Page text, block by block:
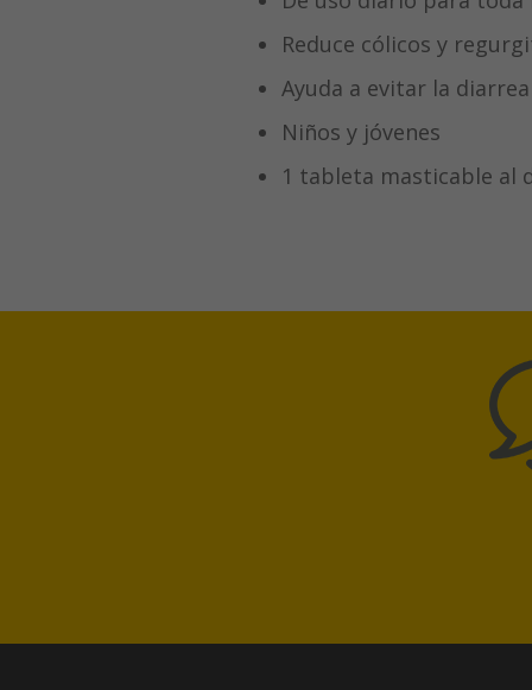
Reduce cólicos y
Ayuda a evitar la
Niños y jóvenes
1 tableta masticable al